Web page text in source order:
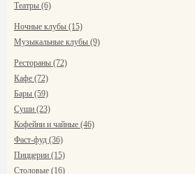
Театры (6)
Ночные клубы (15)
Музыкальные клубы (9)
Рестораны (72)
Кафе (72)
Бары (59)
Суши (23)
Кофейни и чайные (46)
Фаст-фуд (36)
Пиццерии (15)
Столовые (16)